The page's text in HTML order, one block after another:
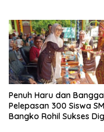
Penuh Haru dan
Pelepasan 300 Siswa
Bangko Rohil Sukses